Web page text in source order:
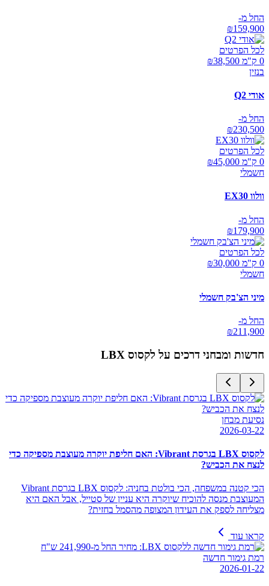
החל מ-
₪159,900
לכל הפרטים
0 ק"מ ₪
38,500
בנזין
אודי Q2
החל מ-
₪230,500
לכל הפרטים
0 ק"מ ₪
45,000
חשמלי
וולוו EX30
החל מ-
₪179,900
לכל הפרטים
0 ק"מ ₪
30,000
חשמלי
מיני הצ'בק חשמלי
החל מ-
₪211,900
חדשות ומבחני דרכים על לקסוס LBX
נסיעת מבחן
2026-03-22
לקסוס LBX בגרסת Vibrant: האם חליפת יוקרה מעוצבת מספיקה כדי
לנצח את הכביש?
הכי קטנה במשפחה, הכי בולטת בחניה: לקסוס LBX בגרסת Vibrant
המעוצבת מנסה להוכיח שיוקרה היא עניין של סטייל, אבל האם היא
מצליחה לספק את העידון המצופה מהסמל בחזית?
קראו עוד
רמת גימור חדשה
2026-01-22